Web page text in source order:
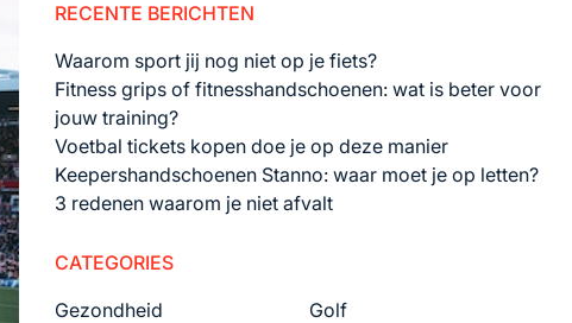
RECENTE BERICHTEN
Waarom sport jij nog niet op je fiets?
Fitness grips of fitnesshandschoenen: wat is beter voor
jouw training?
Voetbal tickets kopen doe je op deze manier
Keepershandschoenen Stanno: waar moet je op letten?
3 redenen waarom je niet afvalt
CATEGORIES
Gezondheid
Golf